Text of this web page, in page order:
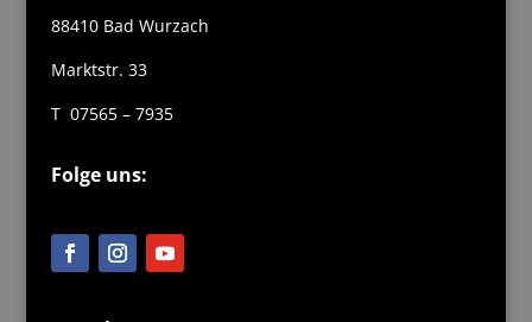
88410 Bad Wurzach
Marktstr. 33
T 07565 – 7935
Folge uns: